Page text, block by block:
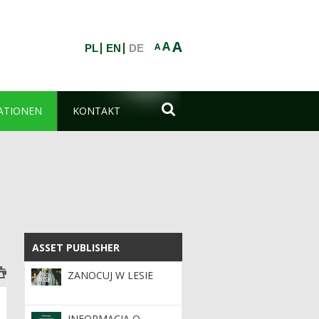
AAA
PL EN DE
KONTAKT 
plemię Wandalów
ASSET PUBLISHER
ASSET PUBLISHER
ZANOCUJ W LESIE